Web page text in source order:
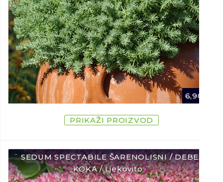
6,90
PRIKAŽI PROIZVOD
¨ SEDUM SPECTABILE ŠARENOLISNI / DEBELA
KOKA / Ljekovito ¨